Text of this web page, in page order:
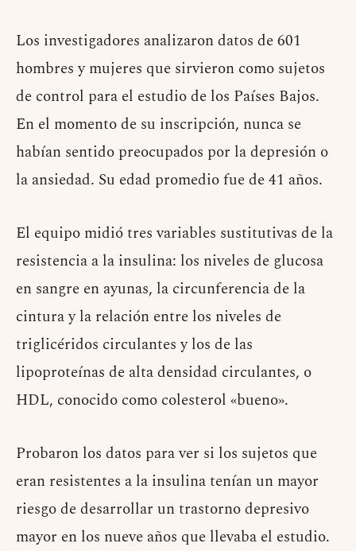
Los investigadores analizaron datos de 601
hombres y mujeres que sirvieron como sujetos
de control para el estudio de los Países Bajos.
En el momento de su inscripción, nunca se
habían sentido preocupados por la depresión o
la ansiedad. Su edad promedio fue de 41 años.
El equipo midió tres variables sustitutivas de la
resistencia a la insulina: los niveles de glucosa
en sangre en ayunas, la circunferencia de la
cintura y la relación entre los niveles de
triglicéridos circulantes y los de las
lipoproteínas de alta densidad circulantes, o
HDL, conocido como colesterol «bueno».
Probaron los datos para ver si los sujetos que
eran resistentes a la insulina tenían un mayor
riesgo de desarrollar un trastorno depresivo
mayor en los nueve años que llevaba el estudio.